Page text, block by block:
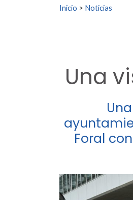
Buscar:
Inicio > Noticias
Una
Foral